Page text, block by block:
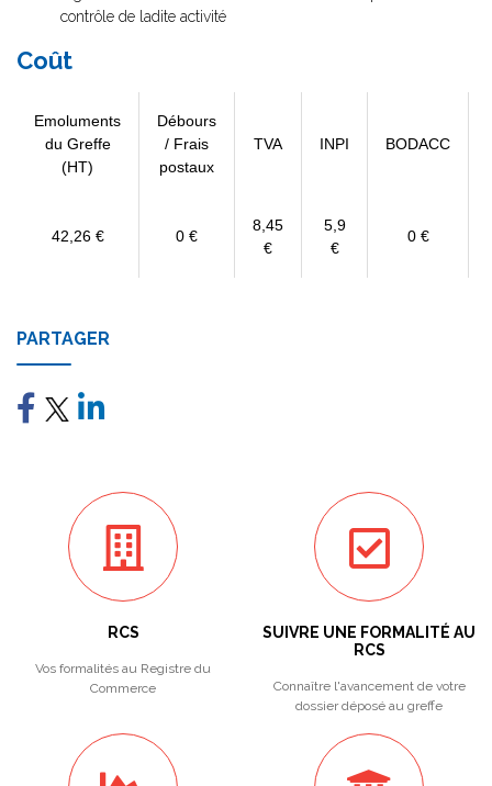
contrôle de ladite activité
Coût
Emoluments
du Greffe
(HT)
Débours
/ Frais
postaux
TVA INPI BODACC
42,26 € 0 €
8,45
€
5,9
€
0 €
PARTAGER
RCS
Vos formalités au Registre du
Commerce
SUIVRE UNE FORMALITÉ AU
RCS
Connaître l'avancement de votre
dossier déposé au greffe